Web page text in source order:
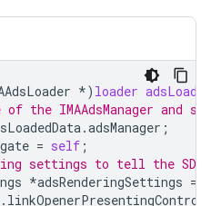
*) loader
the IMAAdsManager and
.adsManager ;
= self ;
settings to tell the SDK
*adsRenderingSettings =
.